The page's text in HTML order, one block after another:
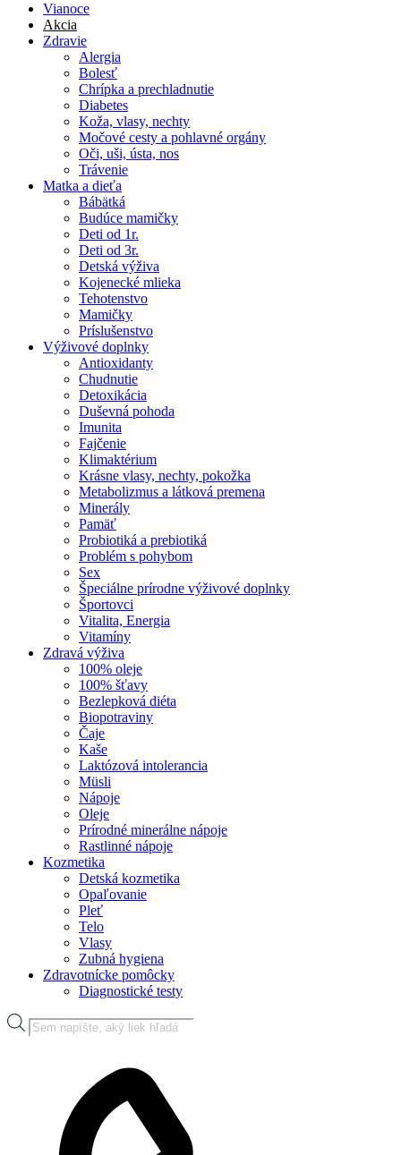
Vianoce
Akcia
Zdravie
Alergia
Bolesť
Chrípka a prechladnutie
Diabetes
Koža, vlasy, nechty
Močové cesty a pohlavné orgány
Oči, uši, ústa, nos
Trávenie
Matka a dieťa
Bábätká
Budúce mamičky
Deti od 1r.
Deti od 3r.
Detská výživa
Kojenecké mlieka
Tehotenstvo
Mamičky
Príslušenstvo
Výživové doplnky
Antioxidanty
Chudnutie
Detoxikácia
Duševná pohoda
Imunita
Fajčenie
Klimaktérium
Krásne vlasy, nechty, pokožka
Metabolizmus a látková premena
Minerály
Pamäť
Probiotiká a prebiotiká
Problém s pohybom
Sex
Špeciálne prírodne výživové doplnky
Športovci
Vitalita, Energia
Vitamíny
Zdravá výživa
100% oleje
100% šťavy
Bezlepková diéta
Biopotraviny
Čaje
Kaše
Laktózová intolerancia
Müsli
Nápoje
Oleje
Prírodné minerálne nápoje
Rastlinné nápoje
Kozmetika
Detská kozmetika
Opaľovanie
Pleť
Telo
Vlasy
Zubná hygiena
Zdravotnícke pomôcky
Diagnostické testy
Products
search